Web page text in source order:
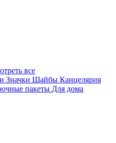
все
Значки Шайбы Канцелярия
пакеты Для дома